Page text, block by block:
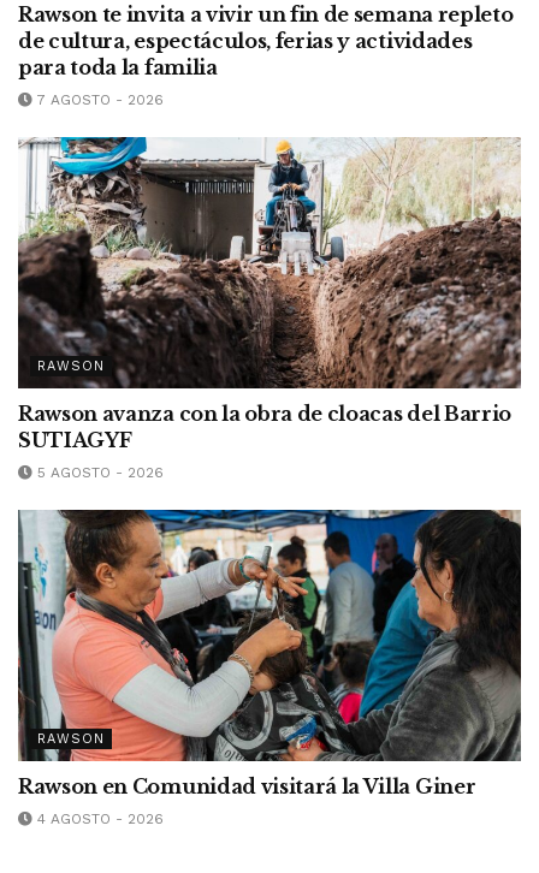
Rawson te invita a vivir un fin de semana repleto
de cultura, espectáculos, ferias y actividades
para toda la familia
7 AGOSTO - 2026
RAWSON
Rawson avanza con la obra de cloacas del Barrio
SUTIAGYF
5 AGOSTO - 2026
RAWSON
Rawson en Comunidad visitará la Villa Giner
4 AGOSTO - 2026